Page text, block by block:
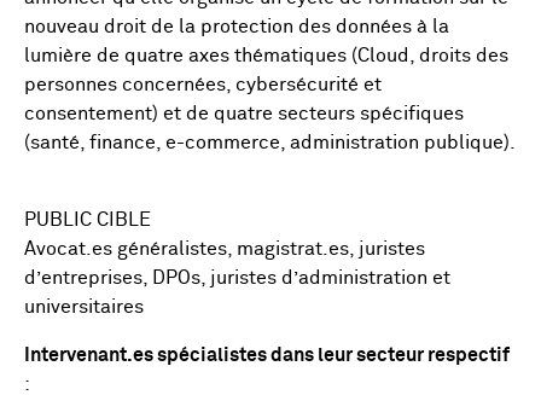
nouveau droit de la protection des données à la
lumière de quatre axes thématiques (Cloud, droits des
personnes concernées, cybersécurité et
consentement) et de quatre secteurs spécifiques
(santé, finance, e-commerce, administration publique).
PUBLIC CIBLE
Avocat.es généralistes, magistrat.es, juristes
d’entreprises, DPOs, juristes d’administration et
universitaires
Intervenant.es spécialistes dans leur secteur respectif
: